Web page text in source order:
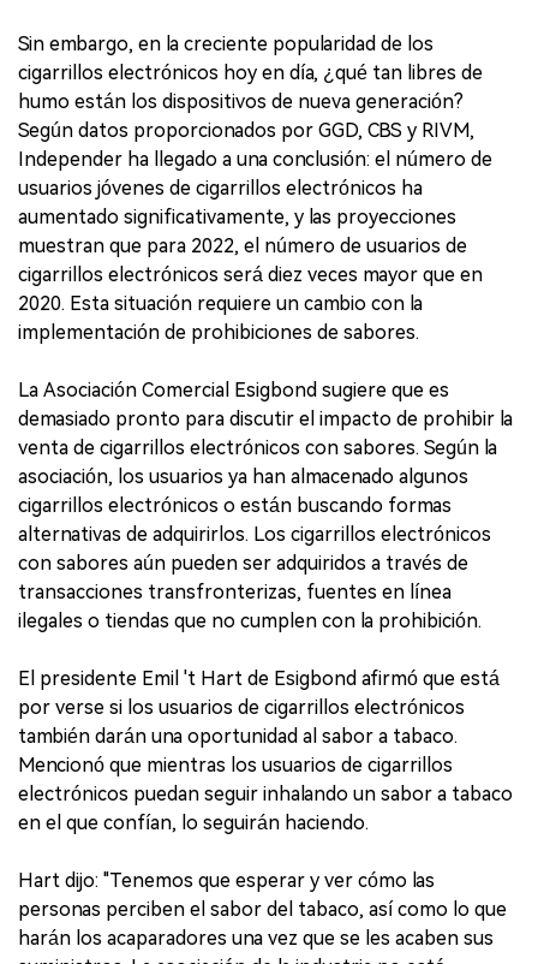
Sin embargo, en la creciente popularidad de los
cigarrillos electrónicos hoy en día, ¿qué tan libres de
humo están los dispositivos de nueva generación?
Según datos proporcionados por GGD, CBS y RIVM,
Independer ha llegado a una conclusión: el número de
usuarios jóvenes de cigarrillos electrónicos ha
aumentado significativamente, y las proyecciones
muestran que para 2022, el número de usuarios de
cigarrillos electrónicos será diez veces mayor que en
2020. Esta situación requiere un cambio con la
implementación de prohibiciones de sabores.
La Asociación Comercial Esigbond sugiere que es
demasiado pronto para discutir el impacto de prohibir la
venta de cigarrillos electrónicos con sabores. Según la
asociación, los usuarios ya han almacenado algunos
cigarrillos electrónicos o están buscando formas
alternativas de adquirirlos. Los cigarrillos electrónicos
con sabores aún pueden ser adquiridos a través de
transacciones transfronterizas, fuentes en línea
ilegales o tiendas que no cumplen con la prohibición.
El presidente Emil 't Hart de Esigbond afirmó que está
por verse si los usuarios de cigarrillos electrónicos
también darán una oportunidad al sabor a tabaco.
Mencionó que mientras los usuarios de cigarrillos
electrónicos puedan seguir inhalando un sabor a tabaco
en el que confían, lo seguirán haciendo.
Hart dijo: "Tenemos que esperar y ver cómo las
personas perciben el sabor del tabaco, así como lo que
harán los acaparadores una vez que se les acaben sus